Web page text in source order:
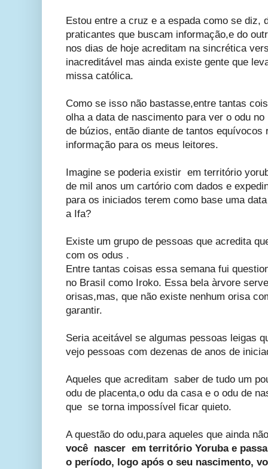
Estou entre a cruz e a espada como se diz,
praticantes que buscam informação,e do
nos dias de hoje acreditam na sincrética
inacreditável mas ainda existe gente que
missa católica.
Como se isso não bastasse,entre tantas
olha a data de nascimento para ver o odu
de búzios, então diante de tantos
informação para os meus leitores.
Imagine se poderia existir em território
de mil anos um cartório com dados e
para os iniciados terem como base uma
a Ifa?
Existe um grupo de pessoas que acredita
com os odus .
Entre tantas coisas essa semana fui
no Brasil como Iroko. Essa bela àrvore
orisas,mas, que não existe nenhum orisa
garantir.
Seria aceitável se algumas pessoas leigas
vejo pessoas com dezenas de anos de
Aqueles que acreditam saber de tudo um
odu de placenta,o odu da casa e o odu de
que se torna impossível ficar quieto.
A questão do odu,para aqueles que ainda
você nascer em território Yoruba e
o período, logo após o seu nascimento,